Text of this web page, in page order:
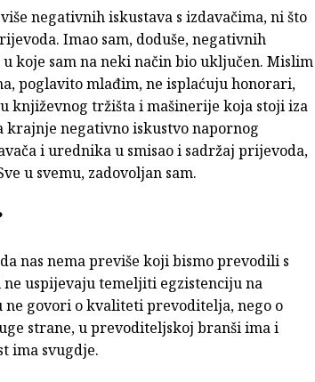
negativnih iskustava s izdavačima, ni što
Imao sam, doduše, negativnih
koje sam na neki način bio uključen. Mislim
poglavito mlađim, ne isplaćuju honorari,
književnog tržišta i mašinerije koja stoji iza
krajnje negativno iskustvo napornog
i urednika u smisao i sadržaj prijevoda,
u svemu, zadovoljan sam.
nas nema previše koji bismo prevodili s
uspijevaju temeljiti egzistenciju na
govori o kvaliteti prevoditelja, nego o
strane, u prevoditeljskoj branši ima i
ima svugdje.